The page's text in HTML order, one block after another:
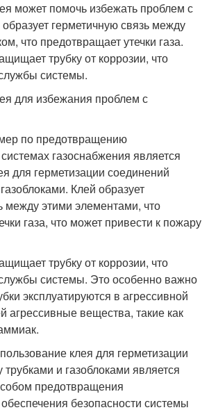
может помочь избежать проблем с
герметичную связь между
что предотвращает утечки газа.
трубку от коррозии, что
системы.
для избежания проблем с
по предотвращению
газоснабжения является
для герметизации соединений
Клей образует
между этими элементами, что
газа, что может привести к пожару
трубку от коррозии, что
системы. Это особенно важно
эксплуатируются в агрессивной
агрессивные вещества, такие как
клея для герметизации
и газоблоками является
предотвращения
безопасности системы